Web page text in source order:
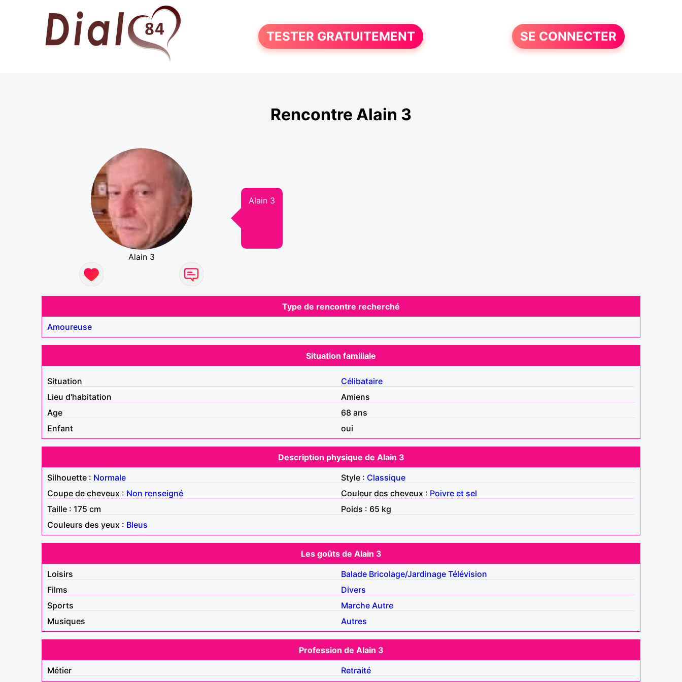
TESTER GRATUITEMENT SE CONNECTER
Rencontre Alain 3
Alain 3
Alain 3
Type de rencontre recherché
Amoureuse
Situation familiale
Situation
Célibataire
Lieu d'habitation
Amiens
Age
68 ans
Enfant
oui
Description physique de Alain 3
Silhouette : Normale Style : Classique
Coupe de cheveux : Non renseigné Couleur des cheveux : Poivre et sel
Taille : 175 cm
Poids : 65 kg
Couleurs des yeux : Bleus
Les goûts de Alain 3
Loisirs
Balade Bricolage/Jardinage Télévision
Films
Divers
Sports
Marche Autre
Musiques
Autres
Profession de Alain 3
Métier
Retraité